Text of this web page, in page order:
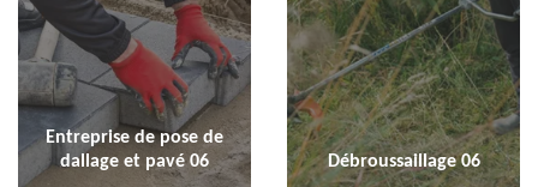
Entreprise de pose de
dallage et pavé 06
Débroussaillage 06